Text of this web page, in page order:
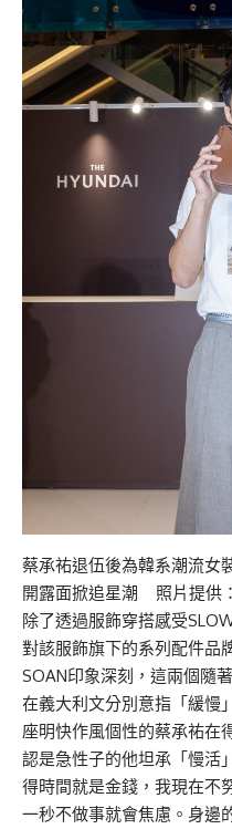
蔡承祐退伍後為韓系潮流女
開露面掀追星潮 照片提供
除了透過服飾穿搭感受
對該服飾旗下的系列配件品
SOAN印象深刻，這兩個隨
在義大利文分別意指「緩慢
座明快作風個性的蔡承祐在
認是急性子的他坦承「慢活
得時間就是金錢，我現在不
一秒不做事就會焦慮。身邊